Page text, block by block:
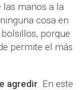
las manos a la
cosa en
porque
permite el más
agredir. En este